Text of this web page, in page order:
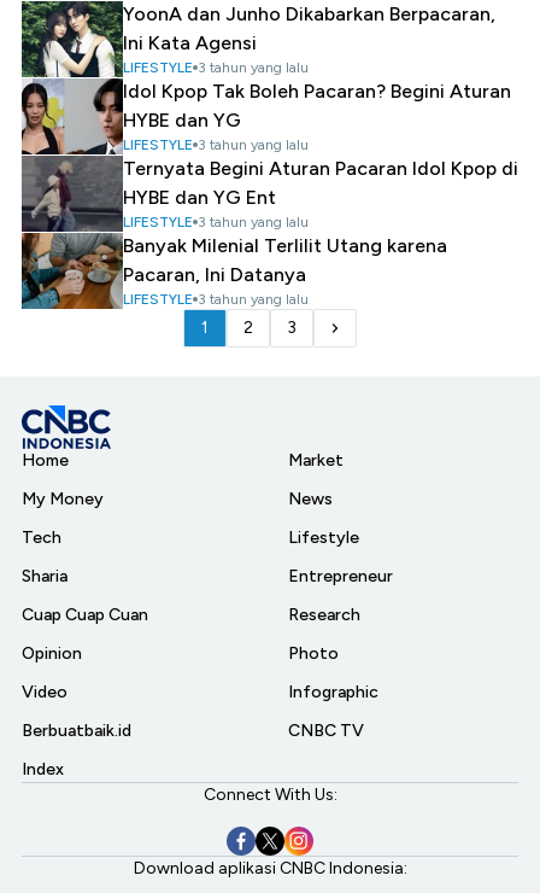
YoonA dan Junho Dikabarkan Berpacaran,
Ini Kata Agensi
LIFESTYLE 3 tahun yang lalu
Idol Kpop Tak Boleh Pacaran? Begini Aturan
HYBE dan YG
LIFESTYLE 3 tahun yang lalu
Ternyata Begini Aturan Pacaran Idol Kpop di
HYBE dan YG Ent
LIFESTYLE 3 tahun yang lalu
Banyak Milenial Terlilit Utang karena
Pacaran, Ini Datanya
LIFESTYLE 3 tahun yang lalu
1 2 3
Home
My Money
Tech
Sharia
Cuap Cuap Cuan
Opinion
Video
Berbuatbaik.id
Index
Market
News
Lifestyle
Entrepreneur
Research
Photo
Infographic
CNBC TV
Connect With Us:
Download aplikasi CNBC Indonesia: